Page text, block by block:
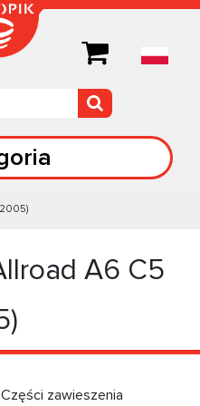
A6 C5
Części zawieszenia